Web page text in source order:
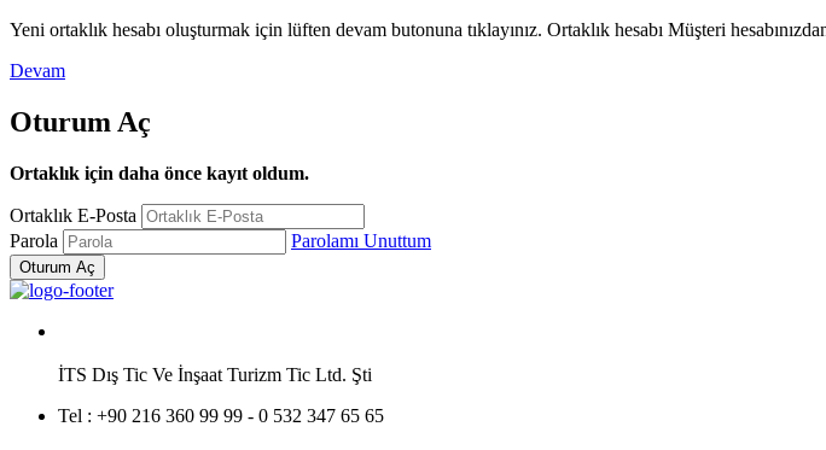
Yeni ortaklık hesabı oluşturmak için lüften devam butonuna tıklayınız. Ortaklık hesabı Müşteri
Devam
Oturum Aç
Ortaklık için daha önce kayıt oldum.
Ortaklık E-Posta
Parola
Parolamı Unuttum
İTS Dış Tic Ve İnşaat Turizm Tic Ltd. Şti
Tel : +90 216 360 99 99 - 0 532 347 65 65